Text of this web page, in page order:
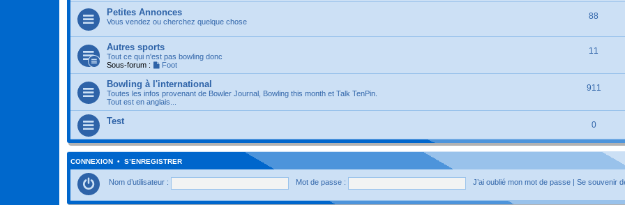
Petites Annonces
Vous vendez ou cherchez quelque chose
88
Autres sports
Tout ce qui n'est pas bowling donc
Sous-forum :
Foot
11
Bowling à l'international
Toutes les infos provenant de Bowler Journal, Bowling this month et Talk TenPin.
Tout est en anglais...
911
Test 0
CONNEXION • S’ENREGISTRER
Nom d’utilisateur : Mot de passe : J’ai oublié mon mot de passe Se souvenir